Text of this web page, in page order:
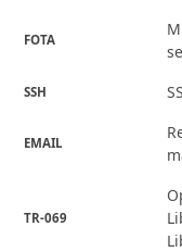
FOTA
SSH
EMAIL
TR-069